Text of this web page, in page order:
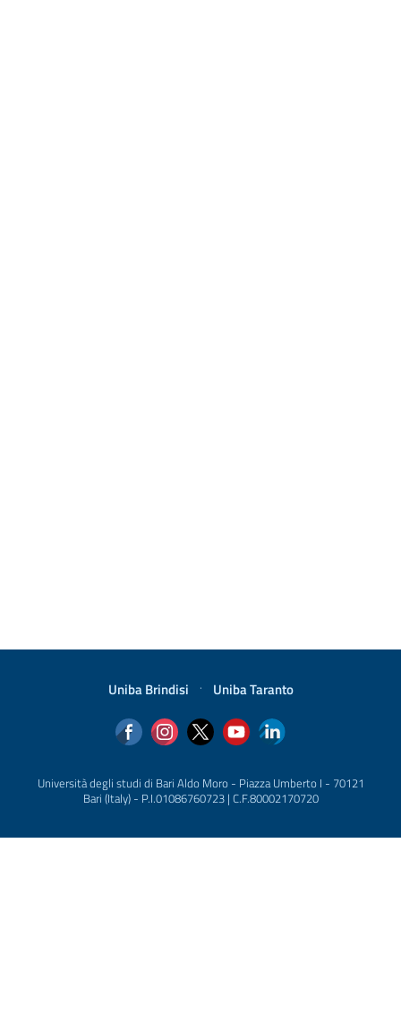
Uniba Brindisi · Uniba Taranto
Università degli studi di Bari Aldo Moro - Piazza Umberto I - 70121
Bari (Italy) - P.I.01086760723 | C.F.80002170720